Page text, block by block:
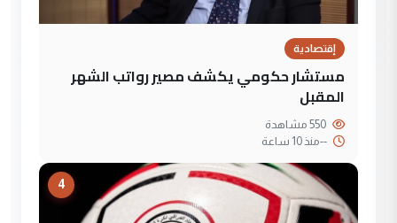
إقتصادية
مستشار حكومي يكشف مصير رواتب الشهر
المقبل
--منذ 10 ساعة
4